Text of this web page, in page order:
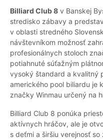
Billiard Club 8 v Banskej
stredisko zábavy a
v oblasti stredného
návštevníkom možnosť
profesionálnych stoloch
potiahnuté súťažným
vysoký štandard a kvalitný
amerického pool biliardu je
značky Winmau určený na
Billiard Club 8 ponúka
aktívnych hráčov, ale je
s deťmi a širšiu verejnosť